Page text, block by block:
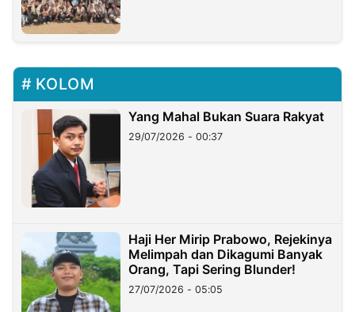
KOLOM
Yang Mahal Bukan Suara Rakyat
29/07/2026 - 00:37
Haji Her Mirip Prabowo, Rejekinya
Melimpah dan Dikagumi Banyak
Orang, Tapi Sering Blunder!
27/07/2026 - 05:05